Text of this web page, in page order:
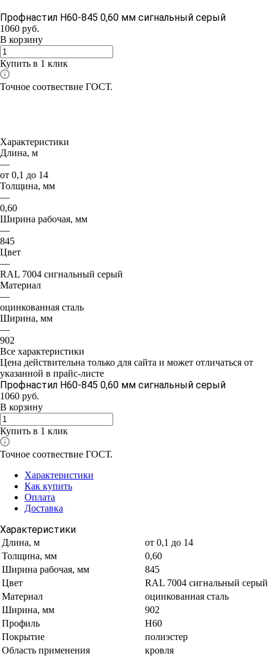
Профнастил Н60-845 0,60 мм сигнальный серый
1060 руб.
В корзину
Купить в 1 клик
Точное соотвествие ГОСТ.
Характеристики
Длина, м
—
от 0,1 до 14
Толщина, мм
—
0,60
Ширина рабочая, мм
—
845
Цвет
—
RAL 7004 сигнальный серый
Материал
—
оцинкованная сталь
Ширина, мм
—
902
Все характеристики
Цена действительна только для сайта и может отличаться от
указанной в прайс-листе
Профнастил Н60-845 0,60 мм сигнальный серый
1060 руб.
В корзину
Купить в 1 клик
Точное соотвествие ГОСТ.
Характеристики
Как купить
Оплата
Доставка
Характеристики
Длина, м
от 0,1 до 14
Толщина, мм
0,60
Ширина рабочая, мм
845
Цвет
RAL 7004 сигнальный серый
Материал
оцинкованная сталь
Ширина, мм
902
Профиль
H60
Покрытие
полиэстер
Область применения
кровля